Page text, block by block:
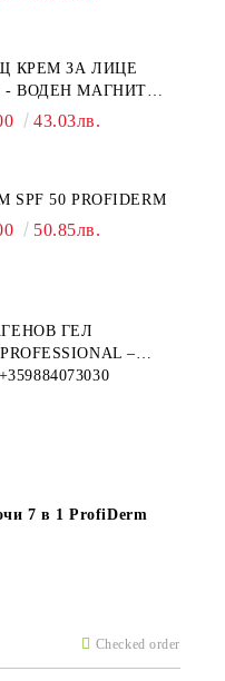
КРЕМ ЗА ЛИЦЕ
- ВОДЕН МАГНИТ
43.03лв.
SPF 50 PROFIDERM
50.85лв.
ГЕЛ
–
ДЪЛБОКА
+359884073030
Checked order
7 в 1 ProfiDerm